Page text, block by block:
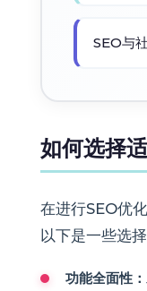
SEO与
如何选择
在进行SEO优
以下是一些选
功能全面性：